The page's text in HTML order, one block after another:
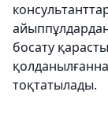
босату
тоқтатылады.